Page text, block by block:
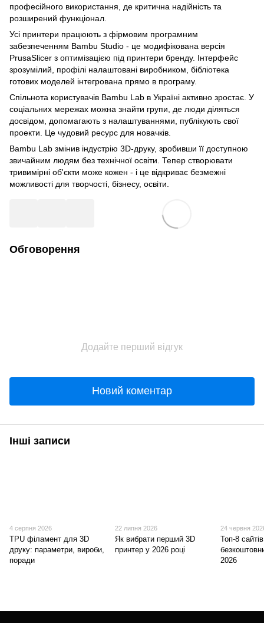
професійного використання, де критична надійність та
розширений функціонал.
Усі принтери працюють з фірмовим програмним
забезпеченням Bambu Studio - це модифікована версія
PrusaSlicer з оптимізацією під принтери бренду. Інтерфейс
зрозумілий, профілі налаштовані виробником, бібліотека
готових моделей інтегрована прямо в програму.
Спільнота користувачів Bambu Lab в Україні активно зростає. У
соціальних мережах можна знайти групи, де люди діляться
досвідом, допомагають з налаштуваннями, публікують свої
проекти. Це чудовий ресурс для новачків.
Bambu Lab змінив індустрію 3D-друку, зробивши її доступною
звичайним людям без технічної освіти. Тепер створювати
тривимірні об'єкти може кожен - і це відкриває безмежні
можливості для творчості, бізнесу, освіти.
Обговорення
Додайте перший відгук
Новий коментар
Інші записи
4 серпня 2026
TPU філамент для 3D
друку: параметри, вироби,
поради
22 липня 2026
Як вибрати перший 3D
принтер у 2026 році
24 червня
Топ-8
2026